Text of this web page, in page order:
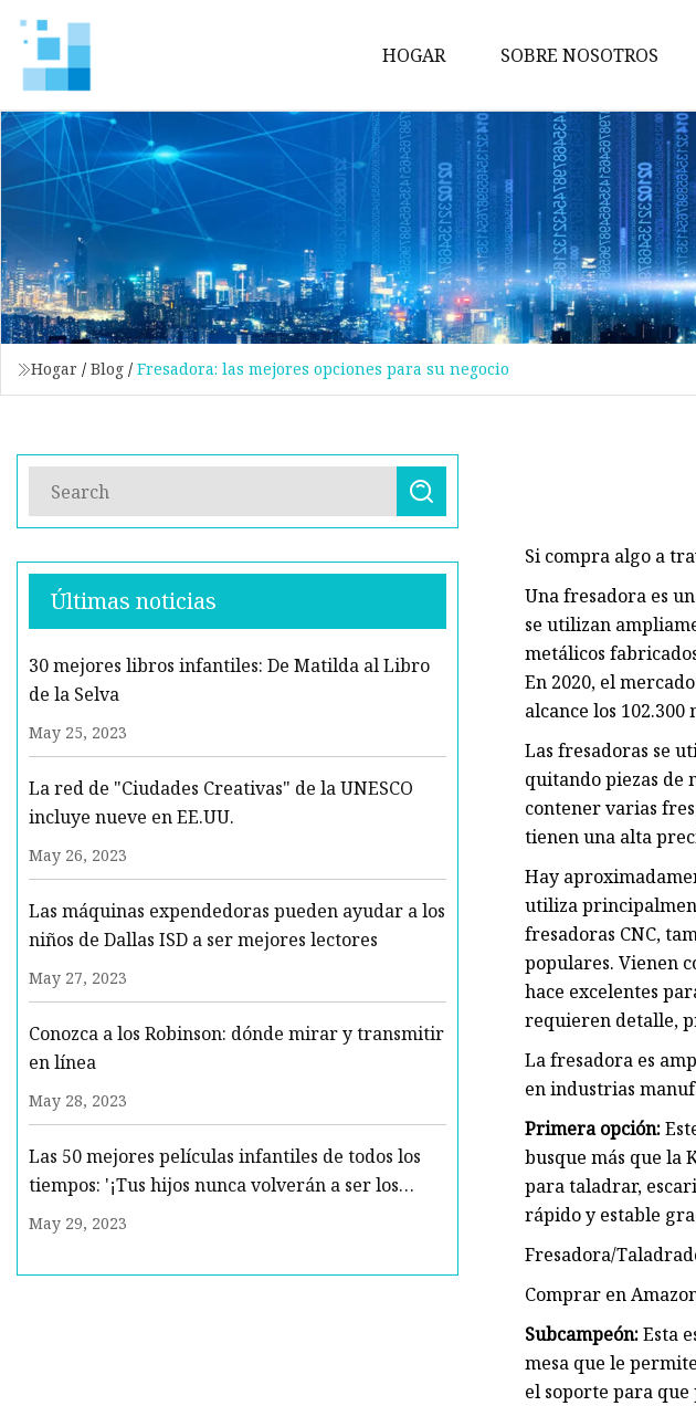
HOGAR SOBRE NOSOTROS
Hogar / Blog / Fresadora: las mejores opciones para su negocio
Últimas noticias
30 mejores libros infantiles: De Matilda al Libro
de la Selva
May 25, 2023
La red de "Ciudades Creativas" de la UNESCO
incluye nueve en EE.UU.
May 26, 2023
Las máquinas expendedoras pueden ayudar a los
niños de Dallas ISD a ser mejores lectores
May 27, 2023
Conozca a los Robinson: dónde mirar y transmitir
en línea
May 28, 2023
Las 50 mejores películas infantiles de todos los
tiempos: '¡Tus hijos nunca volverán a ser los
mismos!'
May 29, 2023
Si compra algo a
Una fresadora es
se utilizan
metálicos
En 2020, el
alcance los
Las fresadoras se
quitando piezas de
contener varias
tienen una alta
Hay
utiliza
fresadoras CNC,
populares. Vienen
hace excelentes
requieren detalle,
La fresadora es
en industrias
Primera opción:
busque más que la
para taladrar,
rápido y estable
Fresadora/
Comprar en
Subcampeón:Esta
mesa que le
el soporte para